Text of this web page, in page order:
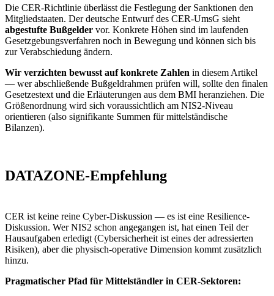
Die CER-Richtlinie überlässt die Festlegung der Sanktionen den
Mitgliedstaaten. Der deutsche Entwurf des CER-UmsG sieht
abgestufte Bußgelder vor. Konkrete Höhen sind im laufenden
Gesetzgebungsverfahren noch in Bewegung und können sich bis
zur Verabschiedung ändern.
Wir verzichten bewusst auf konkrete Zahlen in diesem Artikel
— wer abschließende Bußgeldrahmen prüfen will, sollte den finalen
Gesetzestext und die Erläuterungen aus dem BMI heranziehen. Die
Größenordnung wird sich voraussichtlich am NIS2-Niveau
orientieren (also signifikante Summen für mittelständische
Bilanzen).
DATAZONE-Empfehlung
CER ist keine reine Cyber-Diskussion — es ist eine Resilience-
Diskussion. Wer NIS2 schon angegangen ist, hat einen Teil der
Hausaufgaben erledigt (Cybersicherheit ist eines der adressierten
Risiken), aber die physisch-operative Dimension kommt zusätzlich
hinzu.
Pragmatischer Pfad für Mittelständler in CER-Sektoren: